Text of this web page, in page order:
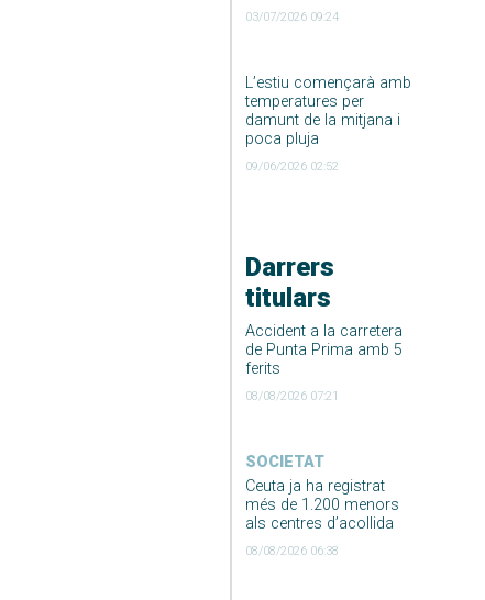
03/07/2026 09:24
L’estiu començarà amb
temperatures per
damunt de la mitjana i
poca pluja
09/06/2026 02:52
Darrers
titulars
Accident a la carretera
de Punta Prima amb 5
ferits
08/08/2026 07:21
SOCIETAT
Ceuta ja ha registrat
més de 1.200 menors
als centres d’acollida
08/08/2026 06:38